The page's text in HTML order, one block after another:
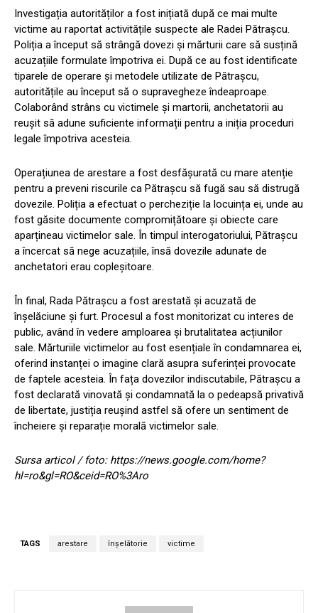
Investigația autorităților a fost inițiată după ce mai multe
victime au raportat activitățile suspecte ale Radei Pătraşcu.
Poliția a început să strângă dovezi și mărturii care să susțină
acuzațiile formulate împotriva ei. După ce au fost identificate
tiparele de operare și metodele utilizate de Pătraşcu,
autoritățile au început să o supravegheze îndeaproape.
Colaborând strâns cu victimele și martorii, anchetatorii au
reușit să adune suficiente informații pentru a iniția proceduri
legale împotriva acesteia.
Operațiunea de arestare a fost desfășurată cu mare atenție
pentru a preveni riscurile ca Pătraşcu să fugă sau să distrugă
dovezile. Poliția a efectuat o percheziție la locuința ei, unde au
fost găsite documente compromițătoare și obiecte care
aparțineau victimelor sale. În timpul interogatoriului, Pătraşcu
a încercat să nege acuzațiile, însă dovezile adunate de
anchetatori erau copleșitoare.
În final, Rada Pătraşcu a fost arestată și acuzată de
înșelăciune și furt. Procesul a fost monitorizat cu interes de
public, având în vedere amploarea și brutalitatea acțiunilor
sale. Mărturiile victimelor au fost esențiale în condamnarea ei,
oferind instanței o imagine clară asupra suferinței provocate
de faptele acesteia. În fața dovezilor indiscutabile, Pătraşcu a
fost declarată vinovată și condamnată la o pedeapsă privativă
de libertate, justiția reușind astfel să ofere un sentiment de
încheiere și reparație morală victimelor sale.
Sursa articol / foto: https://news.google.com/home?
hl=ro&gl=RO&ceid=RO%3Aro
TAGS arestare înșelătorie victime